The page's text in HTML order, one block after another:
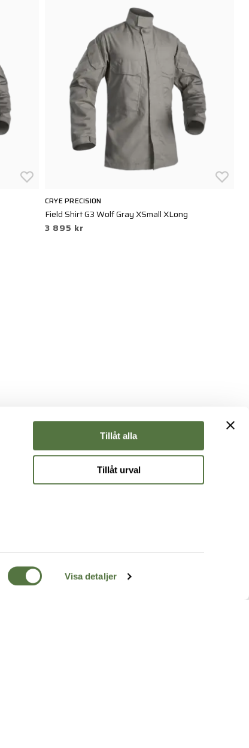
Visa detaljer
Tillåt alla
Tillåt urval
CRYE PRECISION
Field Shirt G3 Wolf Gray XSmall XLong
3 895 kr